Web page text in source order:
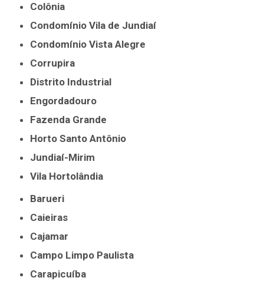
Colônia
Condomínio Vila de Jundiaí
Condomínio Vista Alegre
Corrupira
Distrito Industrial
Engordadouro
Fazenda Grande
Horto Santo Antônio
Jundiaí-Mirim
Vila Hortolândia
Barueri
Caieiras
Cajamar
Campo Limpo Paulista
Carapicuíba